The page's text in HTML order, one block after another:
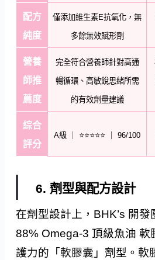
配方
純度
僅添加維生素E抗氧化，無
多餘無效賦形劑
營養
師推
薦度
完全符合營養師針對高通
暢循環、高敏銳思緒所需
的有效劑量建議
綜合
評分
A級 ｜ ⭐⭐⭐⭐⭐ ｜ 96/100
6. 劑型與配方設計
在劑型設計上，BHK’s 開發
88% Omega-3 頂級魚油 軟
護力的「軟膠囊」劑型。軟